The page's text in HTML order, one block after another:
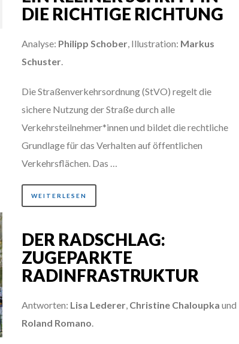
DIE RICHTIGE RICHTUNG
Analyse: Philipp Schober, Illustration: Markus
Schuster.
Die Straßenverkehrsordnung (StVO) regelt die
sichere Nutzung der Straße durch alle
Verkehrsteilnehmer*innen und bildet die rechtliche
Grundlage für das Verhalten auf öffentlichen
Verkehrsflächen. Das …
WEITERLESEN
DER RADSCHLAG:
ZUGEPARKTE
RADINFRASTRUKTUR
Antworten: Lisa Lederer, Christine Chaloupka und
Roland Romano.